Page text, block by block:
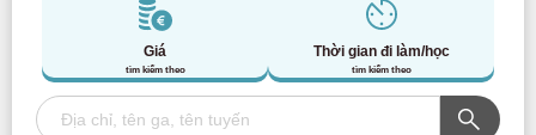
Giá
tìm kiếm theo
Thời gian đi làm/học
tìm kiếm theo